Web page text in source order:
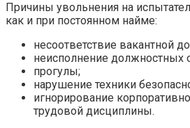
Причины увольнения на
как и при постоянном найме:
несоответствие вакантной
неисполнение должностных
прогулы;
нарушение техники
игнорирование
трудовой дисциплины.